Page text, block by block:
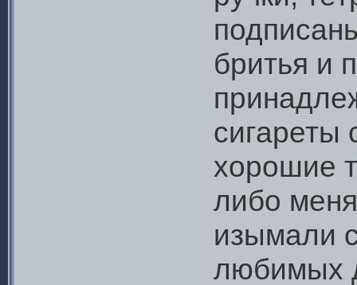
бритья и
сигареты
хорошие
либо
изымали
любимых